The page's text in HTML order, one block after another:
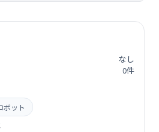
なし
0件
ボット